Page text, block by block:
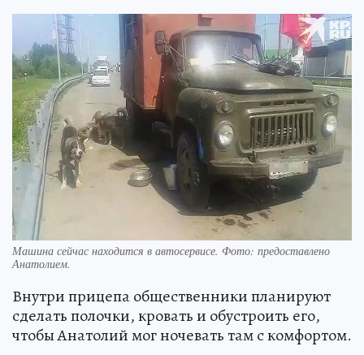
Машина сейчас находится в автосервисе. Фото: предоставлено
Анатолием.
Внутри прицепа общественники планируют
сделать полочки, кровать и обустроить его,
чтобы Анатолий мог ночевать там с комфортом.